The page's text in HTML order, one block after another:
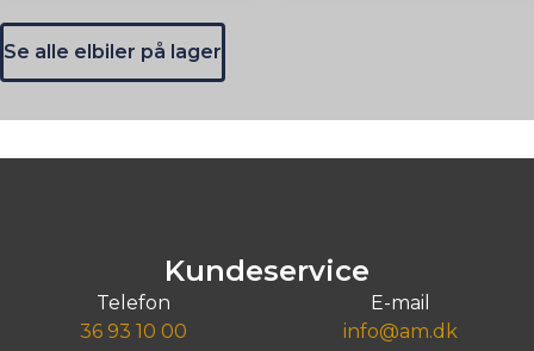
329.900 kr. 1.100
3.432kr./md.
Se alle elbiler på lager
Kundeservice
Telefon
36 93 10 00
E-mail
info@am.dk